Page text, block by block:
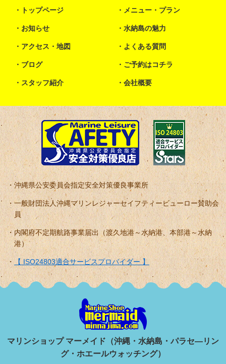
トップページ メニュー・プラン
お知らせ 水納島の魅力
アクセス・地図 よくある質問
ブログ ご予約はコチラ
スタッフ紹介 会社概要
沖縄県公安委員会指定安全対策優良事業所
一般財団法人沖縄マリンレジャーセイフティービューロー賛助会
員
内閣府不定期航路事業届出（渡久地港～水納港、本部港～水納
港）
【 ISO24803適合サービスプロバイダー 】
マリンショップ マーメイド（沖縄・水納島・パラセ―リン
グ・ホエールウォッチング）